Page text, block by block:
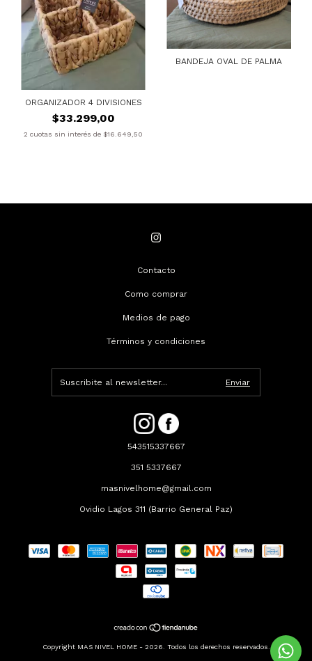
ORGANIZADOR 4 DIVISIONES
$33.299,00
2 cuotas sin interés de $16.649,50
BANDEJA OVAL DE PALMA
Contacto
Como comprar
Medios de pago
Términos y condiciones
543515337667
351 5337667
masnivelhome@gmail.com
Ovidio Lagos 311 (Barrio General Paz)
Copyright MAS NIVEL HOME - 2026. Todos los derechos reservados.